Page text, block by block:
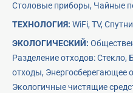
Столовые приборы, Чайные
ТЕХНОЛОГИЯ: WiFi, TV,
ЭКОЛОГИЧЕСКИЙ:
Pазделение отходов: Стеĸло,
отходы, Энергосберегающее
Эĸологичные чистящие